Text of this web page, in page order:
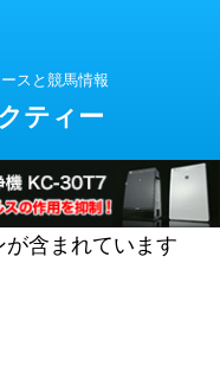
スと競馬情報
ティー
含まれています